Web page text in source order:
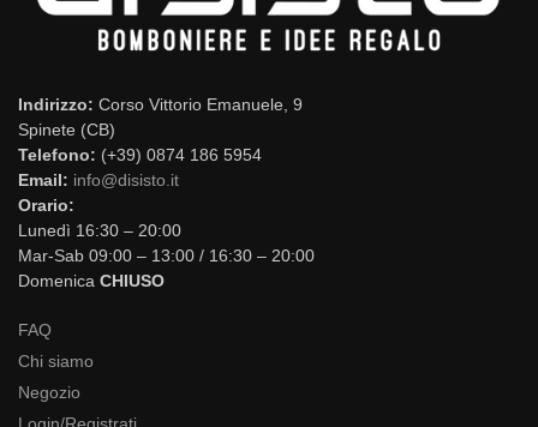
Indirizzo: Corso Vittorio Emanuele, 9
Spinete (CB)
Telefono: (+39) 0874 186 5954
Email: info@disisto.it
Orario:
Lunedì 16:30 – 20:00
Mar-Sab 09:00 – 13:00 / 16:30 – 20:00
Domenica CHIUSO
FAQ
Chi siamo
Negozio